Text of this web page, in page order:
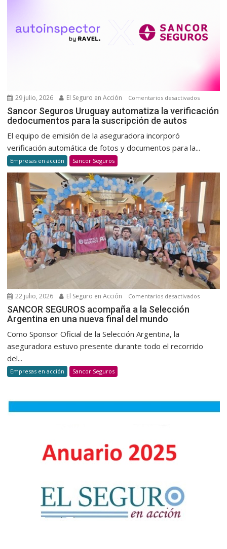
una
cultura
y
habitual
29 julio, 2026 El Seguro en Acción Comentarios desactivadosen
Sancor
la
para
la
de
autos
Sancor Seguros Uruguay automatiza la verificación
dedocumentos para la suscripción de autos
El equipo de emisión de la aseguradora incorporó
verificación automática de fotos y documentos para la...
Empresas en acción Sancor Seguros
22 julio, 2026 El Seguro en Acción Comentarios desactivadosen
la
SANCOR SEGUROS acompaña a la Selección
Argentina en una nueva final del mundo
Como Sponsor Oficial de la Selección Argentina, la
aseguradora estuvo presente durante todo el recorrido
del...
Empresas en acción Sancor Seguros